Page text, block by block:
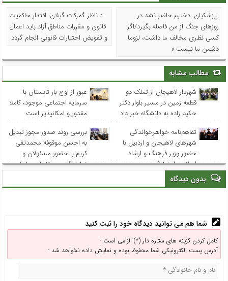
پزشکیان: دخترم حاضر نشد در
روزهای جنگ از من فاصله بگیرد/اگر
کسی نظری مخالف ما داشت، لزوما
دشمن ما نیست »
« ناظر گمرکات گیلان: اقتدار حاکمیت
قانون و مقررات مناطق آزاد باید اعمال
و تفویض اختیارات قانونی انجام گردد
مطالب مشابه
شهردار لاهیجان از تملک دو
قطعه زمین در مسیر بلوار دکتر
حکیم زاده به دانشگاه خبر داد
عبور از اوج بار تابستان با
سرمایه اجتماعی موجود، کاملا
مقدور و امکانپذیر است
تفاهم‌نامه خواهرخواندگی
شهرهای لاهیجان و اردبیل با
حضور وزیر فرهنگ و ارشاد
اسلامی امضا شد
بررسی روند صدور مجوز تبدیل
به احسن موقوفه محمدتقی
کریم با حضور مسئولان و
نمایندگان روستاهای ساحلی
بدون دیدگاه
شما هم می توانید دیدگاه خود را ثبت کنید
کامل کردن گزینه های ستاره دار (*) الزامی است -
آدرس پست الکترونیکی شما محفوظ بوده و نمایش داده نخواهد شد -